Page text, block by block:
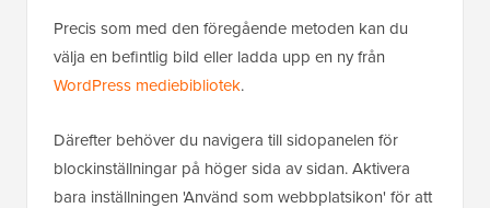
Precis som med den föregående metoden kan du
välja en befintlig bild eller ladda upp en ny från
WordPress mediebibliotek.
Därefter behöver du navigera till sidopanelen för
blockinställningar på höger sida av sidan. Aktivera
bara inställningen 'Använd som webbplatsikon' för att